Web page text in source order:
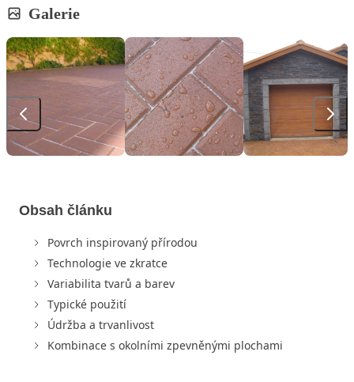
Galerie
Obsah článku
Povrch inspirovaný přírodou
Technologie ve zkratce
Variabilita tvarů a barev
Typické použití
Údržba a trvanlivost
Kombinace s okolními zpevněnými plochami